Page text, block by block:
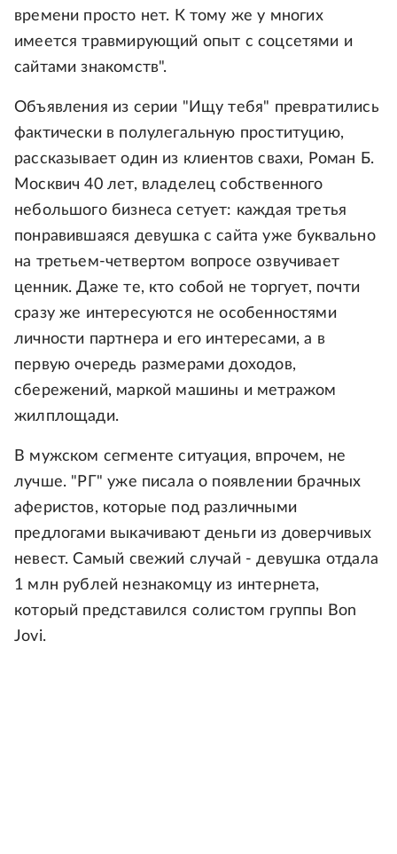
времени просто нет. К тому же у многих
имеется травмирующий опыт с соцсетями и
сайтами знакомств".
Объявления из серии "Ищу тебя" превратились
фактически в полулегальную проституцию,
рассказывает один из клиентов свахи, Роман Б.
Москвич 40 лет, владелец собственного
небольшого бизнеса сетует: каждая третья
понравившаяся девушка с сайта уже буквально
на третьем-четвертом вопросе озвучивает
ценник. Даже те, кто собой не торгует, почти
сразу же интересуются не особенностями
личности партнера и его интересами, а в
первую очередь размерами доходов,
сбережений, маркой машины и метражом
жилплощади.
В мужском сегменте ситуация, впрочем, не
лучше. "РГ" уже писала о появлении брачных
аферистов, которые под различными
предлогами выкачивают деньги из доверчивых
невест. Самый свежий случай - девушка отдала
1 млн рублей незнакомцу из интернета,
который представился солистом группы Bon
Jovi.